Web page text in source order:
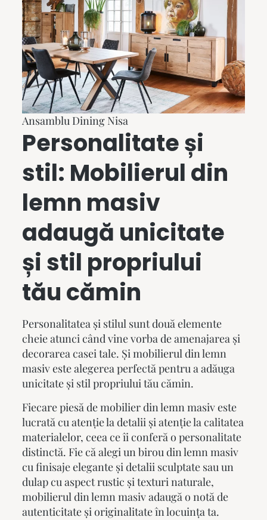
Ansamblu Dining Nisa
Personalitate și
stil: Mobilierul din
lemn masiv
adaugă unicitate
și stil propriului
tău cămin
Personalitatea și stilul sunt două elemente
cheie atunci când vine vorba de amenajarea și
decorarea casei tale. Șimobilierul din lemn
masiveste alegerea perfectă pentru a adăuga
unicitate și stil propriului tău cămin.
Fiecare piesă demobilier din lemn masiveste
lucrată cu atenție la detalii și atenție la calitatea
materialelor, ceea ce îi conferă o personalitate
distinctă. Fie că alegi un birou din lemn masiv
cu finisaje elegante și detalii sculptate sau un
dulap cu aspect rustic și texturi naturale,
mobilierul din lemn masivadaugă o notă de
autenticitate și originalitate în locuința ta.